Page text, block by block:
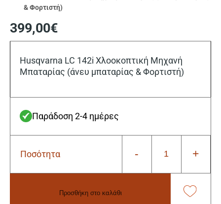
& Φορτιστή)
399,00€
Husqvarna LC 142i Χλοοκοπτική Μηχανή
Μπαταρίας (άνευ μπαταρίας & Φορτιστή)
Παράδοση 2-4 ημέρες
Ποσότητα -
Husqvarna
Χλοοκοπτική
+
Προσθήκη στο καλάθι